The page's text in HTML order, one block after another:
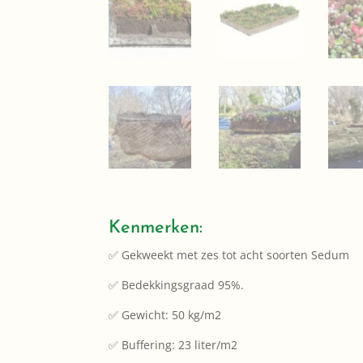
Kenmerken:
✅ Gekweekt met zes tot acht soorten Sedum
✅ Bedekkingsgraad 95%.
✅ Gewicht: 50 kg/m2
✅ Buffering: 23 liter/m2